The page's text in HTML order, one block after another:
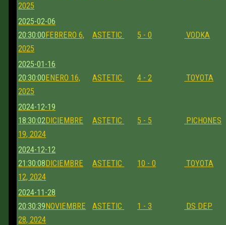
2025
2025-02-06
20:30:00FEBRERO 6,
2025
ASTETIC 5 - 0 VODKA
2025-01-16
20:30:00ENERO 16,
2025
ASTETIC 4 - 2 TOYOTA
2024-12-19
18:30:02DICIEMBRE
19, 2024
ASTETIC 5 - 5 PICHONES
2024-12-12
21:30:08DICIEMBRE
12, 2024
ASTETIC 10 - 0 TOYOTA
2024-11-28
20:30:39NOVIEMBRE
28, 2024
ASTETIC 1 - 3 DS DEP